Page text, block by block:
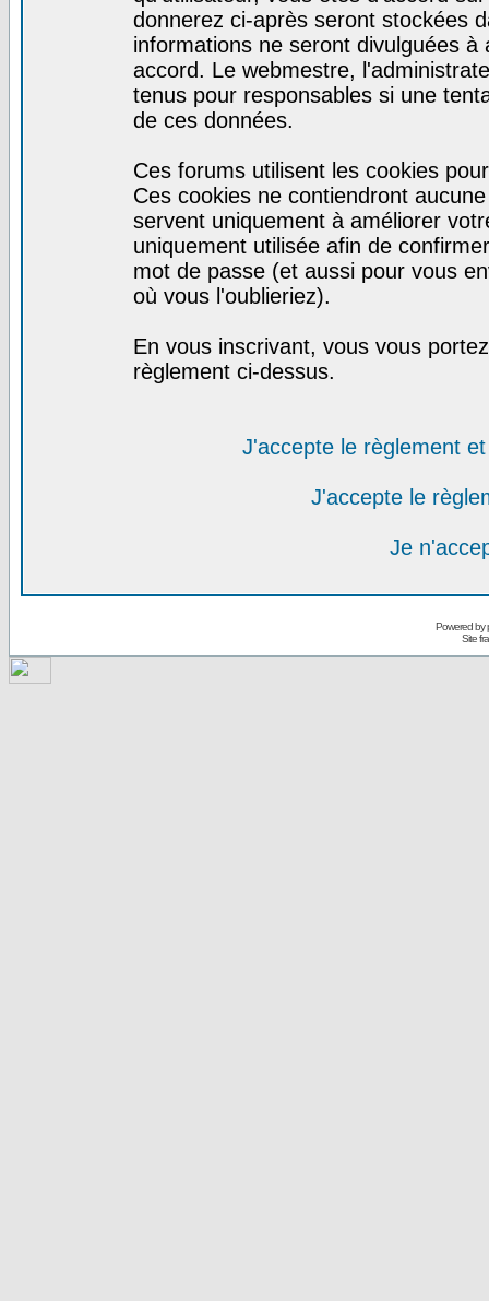
donnerez ci-après seront stockées
informations ne seront divulguées
accord. Le webmestre,
tenus pour responsables si une
de ces données.
Ces forums utilisent les cookies
Ces cookies ne contiendront
servent uniquement à améliorer
uniquement utilisée afin de
mot de passe (et aussi pour vous
où vous l'oublieriez).
En vous inscrivant, vous vous
règlement ci-dessus.
J'accepte le règlement
J'accepte le
Je
Powered by
Site